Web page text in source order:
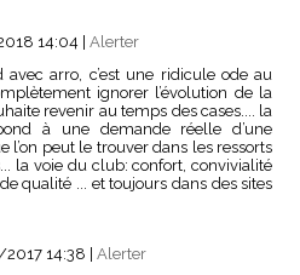
14:04
Alerter
avec arro, c’est une ridicule ode au
ignorer l’évolution de la
revenir au temps des cases.... la
à une demande réelle d’une
peut le trouver dans les ressorts
la voie du club: confort, convivialité
qualité ... et toujours dans des sites
2017 14:38
Alerter